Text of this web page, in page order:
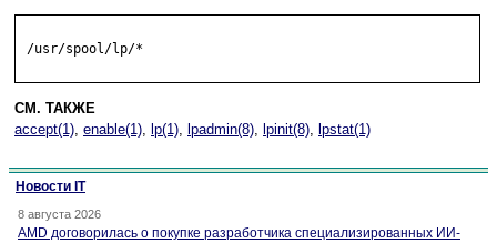
/usr/spool/lp/*
СМ. ТАКЖЕ
accept(1), enable(1), lp(1), lpadmin(8), lpinit(8), lpstat(1)
Новости IT
8 августа 2026
AMD договорилась о покупке разработчика специализированных ИИ-